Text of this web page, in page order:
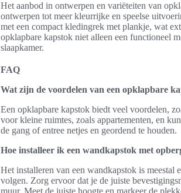
Het aanbod in ontwerpen en variëteiten van
ontwerpen tot meer kleurrijke en speelse
met een compact kledingrek met plankje, wat
opklapbare kapstok niet alleen een functioneel
slaapkamer.
FAQ
Wat zijn de voordelen van een opklapbare
Een opklapbare kapstok biedt veel voordelen,
voor kleine ruimtes, zoals appartementen, en
de gang of entree netjes en geordend te houden.
Hoe installeer ik een wandkapstok met
Het installeren van een wandkapstok is
volgen. Zorg ervoor dat je de juiste
muur. Meet de juiste hoogte en markeer de